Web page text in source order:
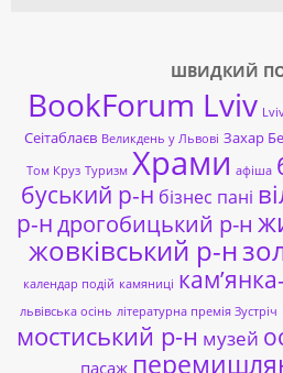
ШВИДКИЙ
BookForum Lviv
Сеітаблаєв Великдень у Львові Захар
Том Круз Туризм Храми афіша
буський р-н бізнес пані
р-ндрогобицький р-н
жовківський р-н
календар подій камяниці
львівська осінь літературна премія Зустріч
мостиський р-н музей
пасаж